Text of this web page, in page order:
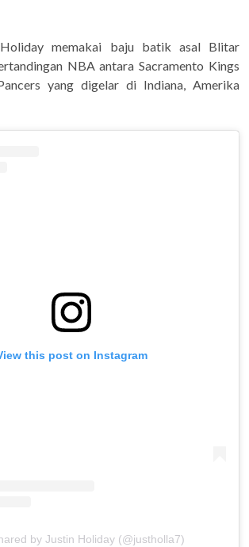
Holiday memakai baju batik asal Blitar
NBA antara Sacramento Kings
yang digelar di Indiana, Amerika
this post on Instagram
by Justin Holiday (@justholla7)